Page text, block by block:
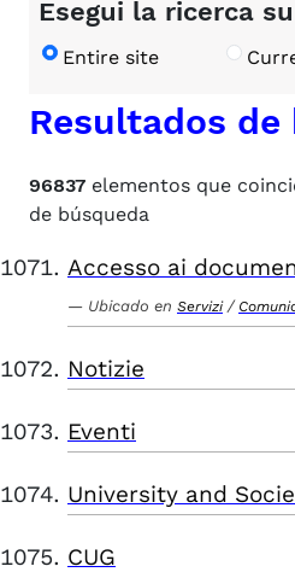
Esegui la ricerca
Entire site
Resultados de
96837 elementos que
de búsqueda
Accesso ai
Ubicado en Servizi /
Notizie
Eventi
University and
CUG